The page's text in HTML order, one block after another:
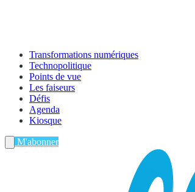
Transformations numériques
Technopolitique
Points de vue
Les faiseurs
Défis
Agenda
Kiosque
M'abonner